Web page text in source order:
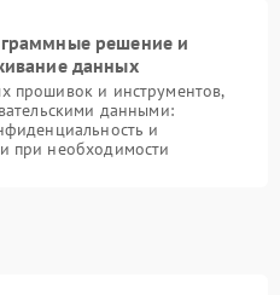
решение и
данных
прошивок и инструментов,
данными:
и
при необходимости